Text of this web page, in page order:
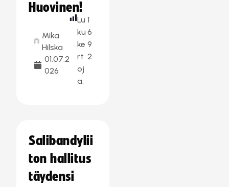
Huovinen!
Mika
Hilska
01.07.2
026
Lu
ku
ke
rt
oj
a:
1
6
9
2
Salibandylii
ton hallitus
täydensi